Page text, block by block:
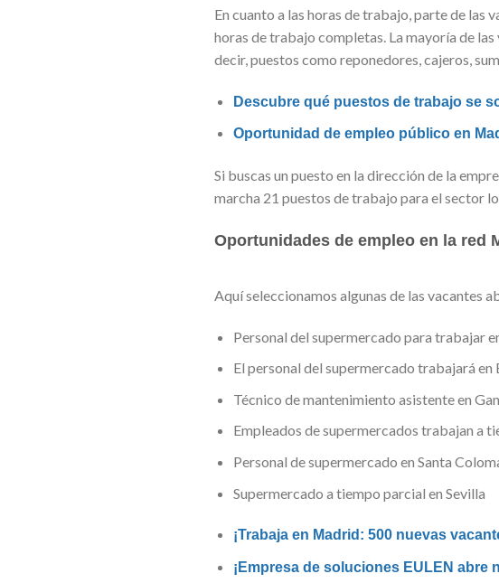
En cuanto a las horas de trabajo, parte de las
horas de trabajo completas. La mayoría de
decir, puestos como reponedores, cajeros,
Descubre qué puestos de trabajo se
Oportunidad de empleo público en
Si buscas un puesto en la dirección de la
marcha 21 puestos de trabajo para el sector
Oportunidades de empleo en la red
Aquí seleccionamos algunas de las vacantes
Personal del supermercado para trabajar
El personal del supermercado trabajará en
Técnico de mantenimiento asistente en
Empleados de supermercados trabajan a
Personal de supermercado en Santa
Supermercado a tiempo parcial en Sevilla
¡Trabaja en Madrid: 500 nuevas
¡Empresa de soluciones EULEN